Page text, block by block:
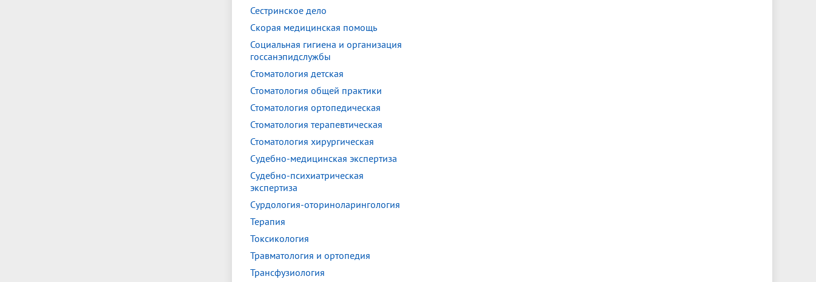
Сестринское дело
Скорая медицинская помощь
Социальная гигиена и организация
госсанэпидслужбы
Стоматология детская
Стоматология общей практики
Стоматология ортопедическая
Стоматология терапевтическая
Стоматология хирургическая
Судебно-медицинская экспертиза
Судебно-психиатрическая
экспертиза
Сурдология-оториноларингология
Терапия
Токсикология
Травматология и ортопедия
Трансфузиология